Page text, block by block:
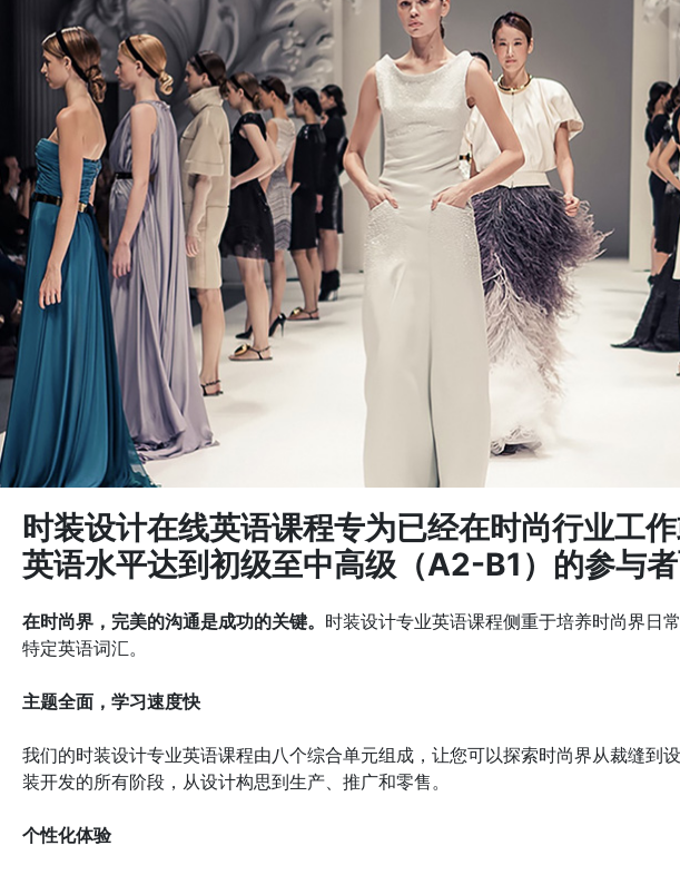
时装设计在线英语课程专为已经在时尚行业工
英语水平达到初级至中高级（A2-B1）的参与
在时尚界，完美的沟通是成功的关键。 时装设计专业英语课程侧重于培养时尚界日
特定英语词汇。
主题全面，学习速度快
我们的时装设计专业英语课程由八个综合单元组成，让您可以探索时尚界从裁缝到
装开发的所有阶段，从设计构思到生产、推广和零售。
个性化体验